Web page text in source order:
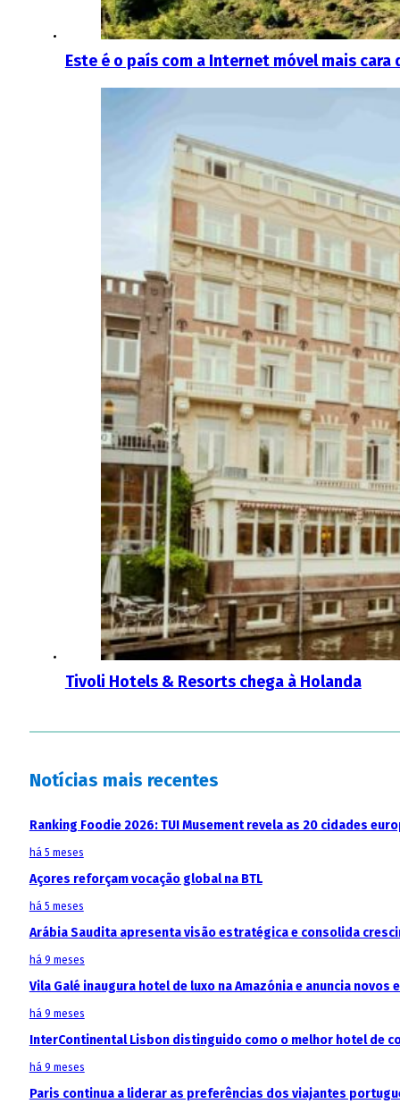
Este é o país com a Internet móvel mais cara
Tivoli Hotels & Resorts chega à Holanda
Notícias mais recentes
Ranking Foodie 2026: TUI Musement revela as 20 cidades
há 5 meses
Açores reforçam vocação global na BTL
há 5 meses
Arábia Saudita apresenta visão estratégica e consolida
há 9 meses
Vila Galé inaugura hotel de luxo na Amazónia e anuncia
há 9 meses
InterContinental Lisbon distinguido como o melhor hotel de
há 9 meses
Paris continua a liderar as preferências dos viajantes